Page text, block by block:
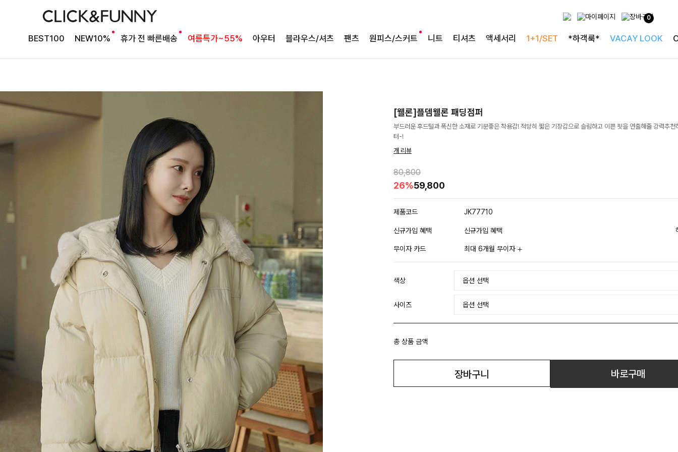
0
BEST100 NEW10% 휴가 전 빠른배송 여름특가~55% 아우터 블라우스/셔츠 팬츠 원피스/스커트 니트 티셔츠 액세서리 1+1/SET *하객룩* VACAY LOOK
[웰론]플뎀웰론 패딩점퍼
부드러운 후드털과 폭신한 소재로 기분좋은 착용감! 적당히 짧은 기장감으로 슬림하고 이쁜 핏을 연출해줄 강력추천
터-!
개 리뷰
80,800
26%59,800
제품코드 JK77710
신규가입 혜택 신규가입 혜택
무이자 카드 최대 6개월 무이자
색상
사이즈
총 상품 금액
장바구니 바로구매